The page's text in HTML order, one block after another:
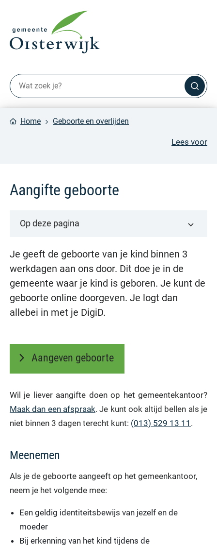
Home Geboorte en overlijden
Lees voor
Aangifte geboorte
Je geeft de geboorte van je kind binnen 3
werkdagen aan ons door. Dit doe je in de
gemeente waar je kind is geboren. Je kunt de
geboorte online doorgeven. Je logt dan
allebei in met je DigiD.
Aangeven geboorte
Wil je liever aangifte doen op het gemeentekantoor?
Maak dan een afspraak. Je kunt ook altijd bellen als je
niet binnen 3 dagen terecht kunt: (013) 529 13 11 .
Meenemen
Als je de geboorte aangeeft op het gemeenkantoor,
neem je het volgende mee:
Een geldig identiteitsbewijs van jezelf en de
moeder
Bij erkenning van het kind tijdens de
Op deze pagina